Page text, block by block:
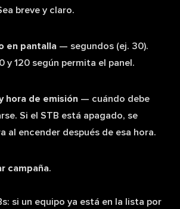
breve y claro.
en pantalla— segundos (ej. 30).
y 120 según permita el panel.
hora de emisión— cuándo debe
Si el STB está apagado, se
al encender después de esa hora.
campaña.
si un equipo ya está en la lista por